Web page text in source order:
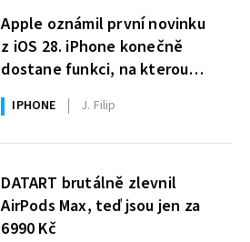
Apple oznámil první novinku
z iOS 28. iPhone konečně
dostane funkci, na kterou
uživatelé Windows čekají roky
IPHONE J. Filip
DATART brutálně zlevnil
AirPods Max, teď jsou jen za
6990 Kč